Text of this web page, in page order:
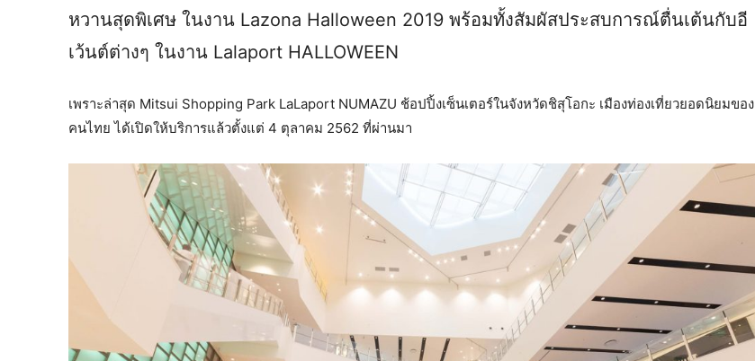
หวานสุดพิเศษ ในงาน Lazona Halloween 2019 พร้อมทั้งสัมผัสประสบการณ์ตื่นเต้นกับอี
เว้นต์ต่างๆ ในงาน Lalaport HALLOWEEN
เพราะล่าสุด Mitsui Shopping Park LaLaport NUMAZU ช้อปปิ้งเซ็นเตอร์ในจังหวัดชิสุโอกะ เมืองท่องเที่ยวยอดนิยมของ
คนไทย ได้เปิดให้บริการแล้วตั้งแต่ 4 ตุลาคม 2562 ที่ผ่านมา